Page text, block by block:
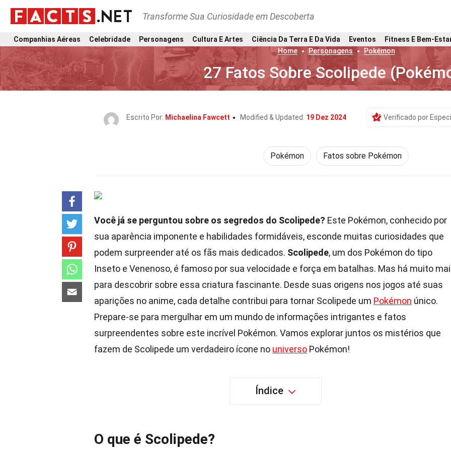
Transforme Sua Curiosidade em Descoberta
Companhias Aéreas Celebridade Personagens Cultura E Artes Ciência Da Terra E Da Vida Eventos
Fitness E Bem-
Home
Personagens Pokémon
27 Fatos Sobre Scolipede
Escrito Por: Michaelina Fawcett Modified & Updated: 19 Dez 2024 Verificado por
Pokémon Fatos sobre Pokémon
Você já se perguntou sobre os segredos do Scolipede? Este Pokémon, conhecido por
sua aparência imponente e habilidades formidáveis, esconde muitas curiosidades que
podem surpreender até os fãs mais dedicados. Scolipede, um dos Pokémon do tipo
Inseto e Venenoso, é famoso por sua velocidade e força em batalhas. Mas há muito
para descobrir sobre essa criatura fascinante. Desde suas origens nos jogos até suas
aparições no anime, cada detalhe contribui para tornar Scolipede um Pokémon único.
Prepare-se para mergulhar em um mundo de informações intrigantes e fatos
surpreendentes sobre este incrível Pokémon. Vamos explorar juntos os mistérios que
fazem de Scolipede um verdadeiro ícone no universo Pokémon!
Índice
O que é Scolipede?